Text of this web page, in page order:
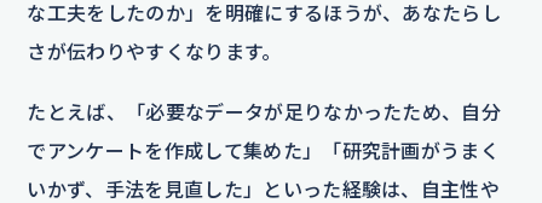
な工夫をしたのか」を明確にするほうが、あなたらし
さが伝わりやすくなります。
たとえば、「必要なデータが足りなかったため、自分
でアンケートを作成して集めた」「研究計画がうまく
いかず、手法を見直した」といった経験は、自主性や